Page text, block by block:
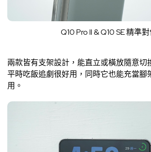
Q10 Pro II & Q10 SE 精準
兩款皆有支架設計，能直立或橫放隨意切
平時吃飯追劇很好用，同時它也能充當腳
用。